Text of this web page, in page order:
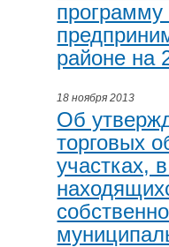
программу
районе на
18 ноября 2013
Об
торговых
участках,